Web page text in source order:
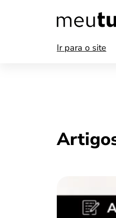
Ir para o site